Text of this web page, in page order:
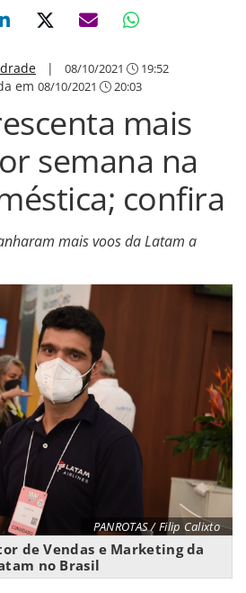
| 08/10/2021 19:52
em 08/10/2021 20:03
mais
semana na
confira
mais voos da Latam a
PANROTAS / Filip Calixto
de Vendas e Marketing da
no Brasil